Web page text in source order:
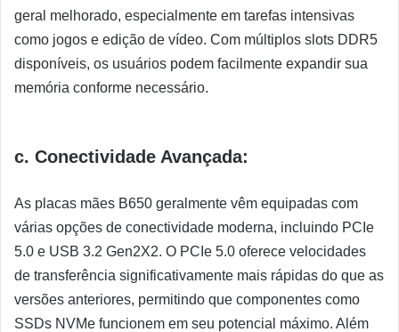
geral melhorado, especialmente em tarefas intensivas
como jogos e edição de vídeo. Com múltiplos slots DDR5
disponíveis, os usuários podem facilmente expandir sua
memória conforme necessário.
c. Conectividade Avançada:
As placas mães B650 geralmente vêm equipadas com
várias opções de conectividade moderna, incluindo PCIe
5.0 e USB 3.2 Gen2X2. O PCIe 5.0 oferece velocidades
de transferência significativamente mais rápidas do que as
versões anteriores, permitindo que componentes como
SSDs NVMe funcionem em seu potencial máximo. Além